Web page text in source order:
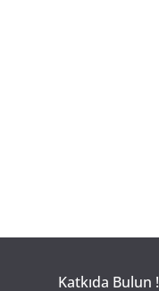
Katkıda Bulun !